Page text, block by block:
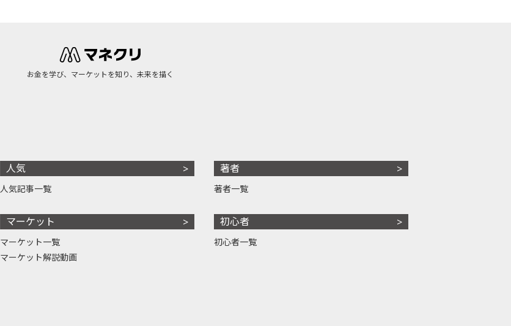
お金を学び、マーケットを知り、未来を描く
人気
人気記事一覧
マーケット
マーケット一覧
マーケット解説動画
著者
著者一覧
初心者
初心者一覧